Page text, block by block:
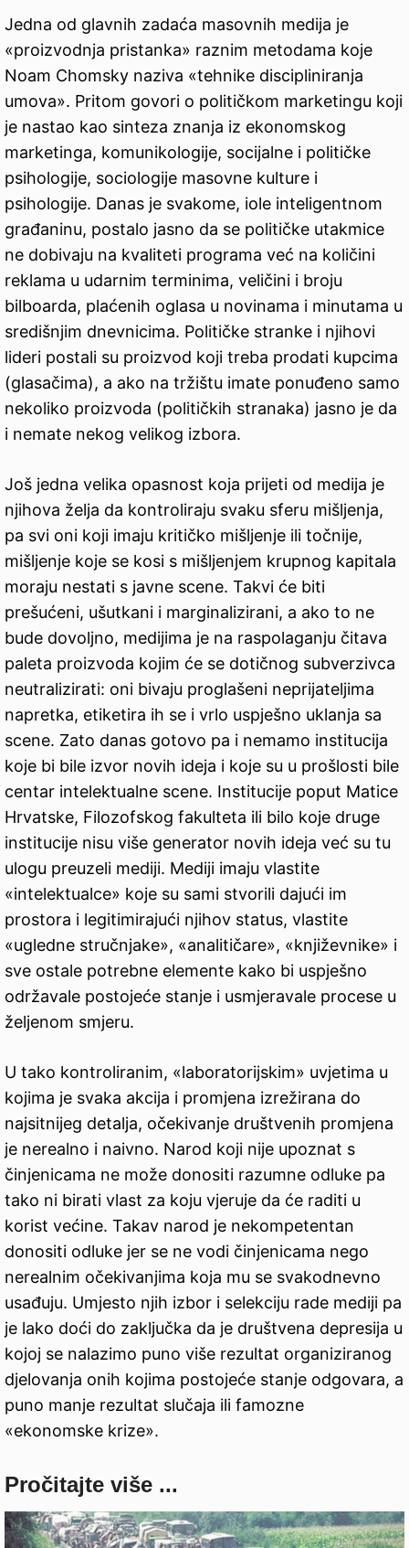
Jedna od glavnih zadaća masovnih medija je
«proizvodnja pristanka» raznim metodama koje
Noam Chomsky naziva «tehnike discipliniranja
umova». Pritom govori o političkom marketingu koji
je nastao kao sinteza znanja iz ekonomskog
marketinga, komunikologije, socijalne i političke
psihologije, sociologije masovne kulture i
psihologije. Danas je svakome, iole inteligentnom
građaninu, postalo jasno da se političke utakmice
ne dobivaju na kvaliteti programa već na količini
reklama u udarnim terminima, veličini i broju
bilboarda, plaćenih oglasa u novinama i minutama u
središnjim dnevnicima. Političke stranke i njihovi
lideri postali su proizvod koji treba prodati kupcima
(glasačima), a ako na tržištu imate ponuđeno samo
nekoliko proizvoda (političkih stranaka) jasno je da
i nemate nekog velikog izbora.
Još jedna velika opasnost koja prijeti od medija je
njihova želja da kontroliraju svaku sferu mišljenja,
pa svi oni koji imaju kritičko mišljenje ili točnije,
mišljenje koje se kosi s mišljenjem krupnog kapitala
moraju nestati s javne scene. Takvi će biti
prešućeni, ušutkani i marginalizirani, a ako to ne
bude dovoljno, medijima je na raspolaganju čitava
paleta proizvoda kojim će se dotičnog subverzivca
neutralizirati: oni bivaju proglašeni neprijateljima
napretka, etiketira ih se i vrlo uspješno uklanja sa
scene. Zato danas gotovo pa i nemamo institucija
koje bi bile izvor novih ideja i koje su u prošlosti bile
centar intelektualne scene. Institucije poput Matice
Hrvatske, Filozofskog fakulteta ili bilo koje druge
institucije nisu više generator novih ideja već su tu
ulogu preuzeli mediji. Mediji imaju vlastite
«intelektualce» koje su sami stvorili dajući im
prostora i legitimirajući njihov status, vlastite
«ugledne stručnjake», «analitičare», «književnike» i
sve ostale potrebne elemente kako bi uspješno
održavale postojeće stanje i usmjeravale procese u
željenom smjeru.
U tako kontroliranim, «laboratorijskim» uvjetima u
kojima je svaka akcija i promjena izrežirana do
najsitnijeg detalja, očekivanje društvenih promjena
je nerealno i naivno. Narod koji nije upoznat s
činjenicama ne može donositi razumne odluke pa
tako ni birati vlast za koju vjeruje da će raditi u
korist većine. Takav narod je nekompetentan
donositi odluke jer se ne vodi činjenicama nego
nerealnim očekivanjima koja mu se svakodnevno
usađuju. Umjesto njih izbor i selekciju rade mediji pa
je lako doći do zaključka da je društvena depresija u
kojoj se nalazimo puno više rezultat organiziranog
djelovanja onih kojima postojeće stanje odgovara, a
puno manje rezultat slučaja ili famozne
«ekonomske krize».
Pročitajte više ...